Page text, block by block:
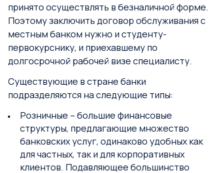
принято осуществлять в безналичной форме.
Поэтому заключить договор обслуживания с
местным банком нужно и студенту-
первокурснику, и приехавшему по
долгосрочной рабочей визе специалисту.
Существующие в стране банки
подразделяются на следующие типы:
Розничные – большие финансовые
структуры, предлагающие множество
банковских услуг, одинаково удобных как
для частных, так и для корпоративных
клиентов. Подавляющее большинство